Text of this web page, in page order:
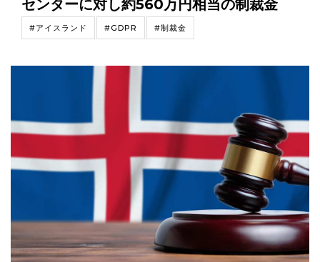
センターに対し約560万円相当の制裁金
#アイスランド #GDPR #制裁金